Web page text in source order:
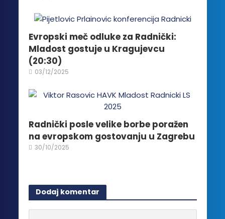
Evropski meč odluke za Radnički:
Mladost gostuje u Kragujevcu
(20:30)
03/12/2025
Radnički posle velike borbe poražen
na evropskom gostovanju u Zagrebu
30/10/2025
Dodaj komentar